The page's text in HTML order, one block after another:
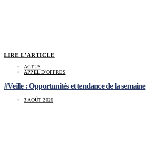
LIRE L'ARTICLE
ACTUS
APPEL D'OFFRES
#Veille : Opportunités et tendance de la semaine
3 AOÛT 2026